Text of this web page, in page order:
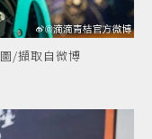
/擷取自微博